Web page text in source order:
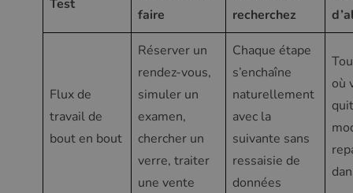
Test
faire
recherchez
Flux de
travail de
bout en bout
Réserver un
rendez-vous,
simuler un
examen,
chercher un
verre, traiter
une vente
Chaque étape
s’enchaîne
naturellement
avec la
suivante sans
ressaisie de
données
où